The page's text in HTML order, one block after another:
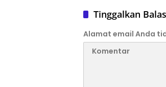
Tinggalkan
Alamat email Anda